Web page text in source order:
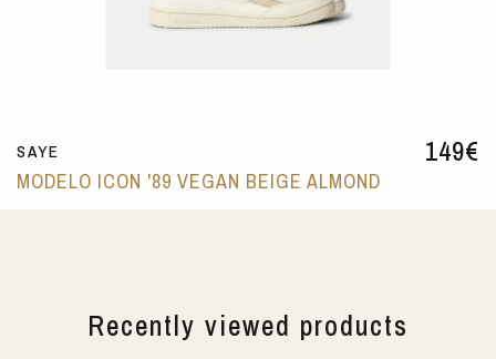
149€
SAYE
MODELO ICON '89 VEGAN BEIGE ALMOND
Recently viewed products